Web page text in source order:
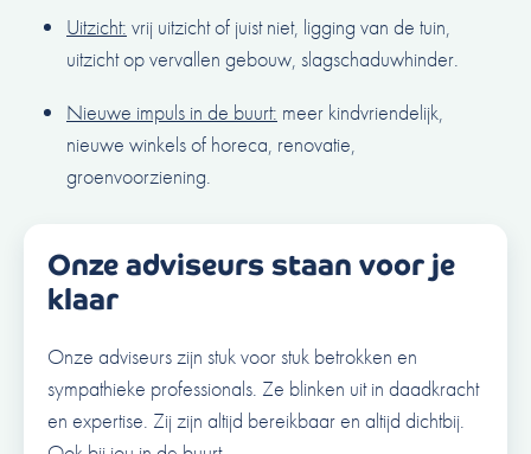
Uitzicht: vrij uitzicht of juist niet, ligging van de tuin,
uitzicht op vervallen gebouw, slagschaduwhinder.
Nieuwe impuls in de buurt: meer kindvriendelijk,
nieuwe winkels of horeca, renovatie,
groenvoorziening.
Onze adviseurs staan voor je
klaar
Onze adviseurs zijn stuk voor stuk betrokken en
sympathieke professionals. Ze blinken uit in daadkracht
en expertise. Zij zijn altijd bereikbaar en altijd dichtbij.